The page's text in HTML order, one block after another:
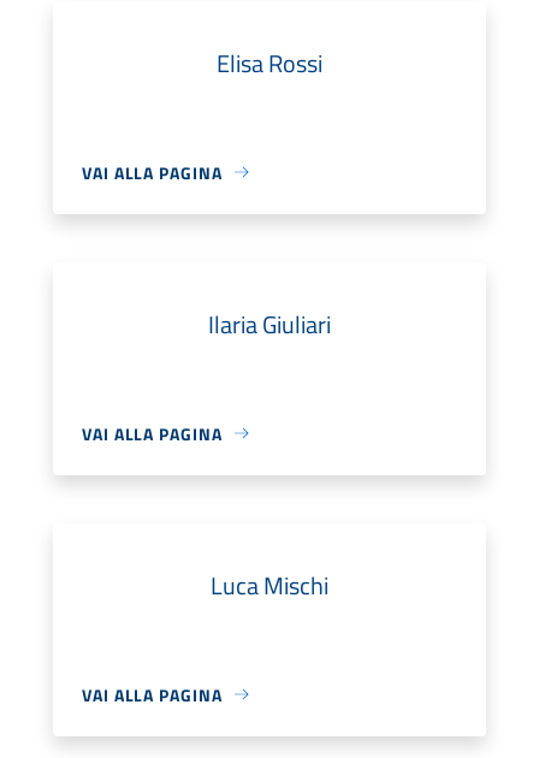
Elisa Rossi
VAI ALLA PAGINA
Ilaria Giuliari
VAI ALLA PAGINA
Luca Mischi
VAI ALLA PAGINA